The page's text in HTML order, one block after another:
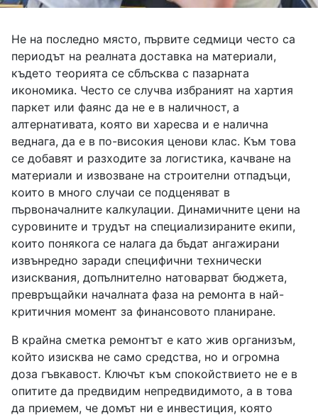
Не на последно място, първите седмици често са
периодът на реалната доставка на материали,
където теорията се сблъсква с пазарната
икономика. Често се случва избраният на хартия
паркет или фаянс да не е в наличност, а
алтернативата, която ви харесва и е налична
веднага, да е в по-високия ценови клас. Към това
се добавят и разходите за логистика, качване на
материали и извозване на строителни отпадъци,
които в много случаи се подценяват в
първоначалните калкулации. Динамичните цени на
суровините и трудът на специализираните екипи,
които понякога се налага да бъдат ангажирани
извънредно заради специфични технически
изисквания, допълнително натоварват бюджета,
превръщайки началната фаза на ремонта в най-
критичния момент за финансовото планиране.
В крайна сметка ремонтът е като жив организъм,
който изисква не само средства, но и огромна
доза гъвкавост. Ключът към спокойствието не е в
опитите да предвидим непредвидимото, а в това
да приемем, че домът ни е инвестиция, която